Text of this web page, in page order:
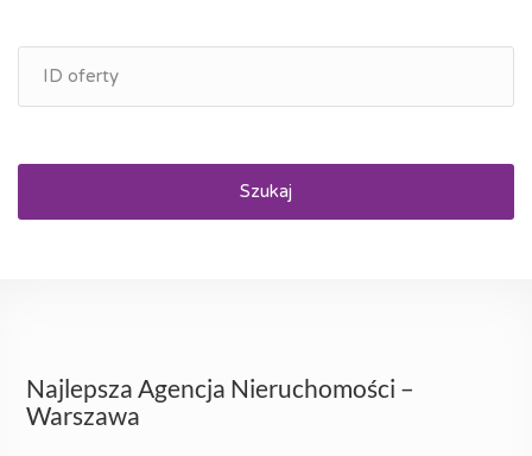
Szukaj
Najlepsza Agencja Nieruchomości –
Warszawa